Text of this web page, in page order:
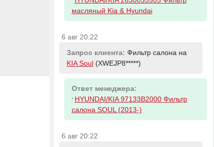
масляный Kia & Hyundai
6 авг 20:22
Запрос клиента: Фильтр салона на
KIA Soul (XWEJP8*****)
Ответ менеджера:
- HYUNDAI/KIA 97133B2000 Фильтр
салона SOUL (2013-)
6 авг 20:22